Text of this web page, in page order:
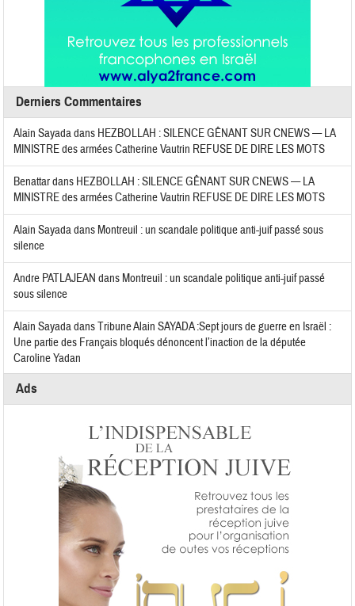
Derniers Commentaires
Alain Sayadadans HEZBOLLAH : SILENCE GÊNANT SUR CNEWS — LA
MINISTRE des armées Catherine Vautrin REFUSE DE DIRE LES MOTS
Benattardans HEZBOLLAH : SILENCE GÊNANT SUR CNEWS — LA
MINISTRE des armées Catherine Vautrin REFUSE DE DIRE LES MOTS
Alain Sayadadans Montreuil : un scandale politique anti-juif passé sous
silence
Andre PATLAJEAN dans Montreuil : un scandale politique anti-juif passé
sous silence
Alain SayadadansTribune Alain SAYADA :Sept jours de guerre en Israël :
Une partie des Français bloqués dénoncent l’inaction de la députée
Caroline Yadan
Ads